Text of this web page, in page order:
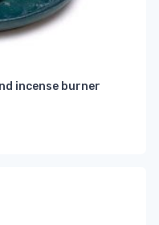
incense burner